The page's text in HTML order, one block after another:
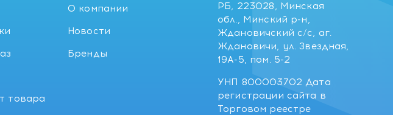
товара
О компании
Новости
Бренды
РБ, 223028, Минская
обл., Минский р-н,
Ждановичский с/с, аг.
Ждановичи, ул. Звездная,
19А-5, пом. 5-2
УНП 800003702 Дата
регистрации сайта в
Торговом реестре